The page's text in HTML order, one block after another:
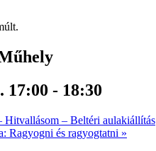
17:00 - 18:30
Hitvallásom – Beltéri aulakiállítás
Ragyogni és ragyogtatni »